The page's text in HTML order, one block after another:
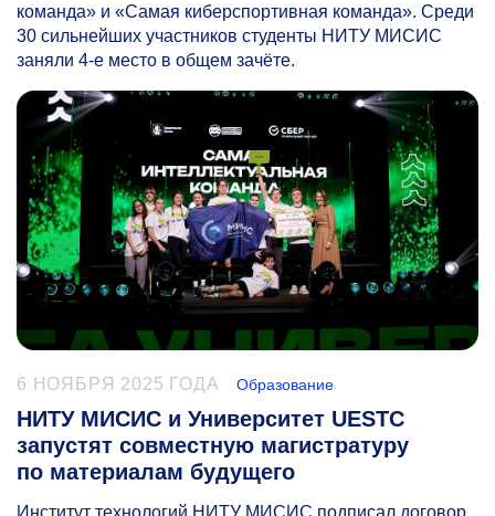
команда» и «Самая киберспортивная команда». Среди
30 сильнейших участников студенты НИТУ МИСИС
заняли 4-е место в общем зачёте.
6 НОЯБРЯ 2025 ГОДА Образование
НИТУ МИСИС и Университет UESTC
запустят совместную магистратуру
по материалам будущего
Институт технологий НИТУ МИСИС подписал договор